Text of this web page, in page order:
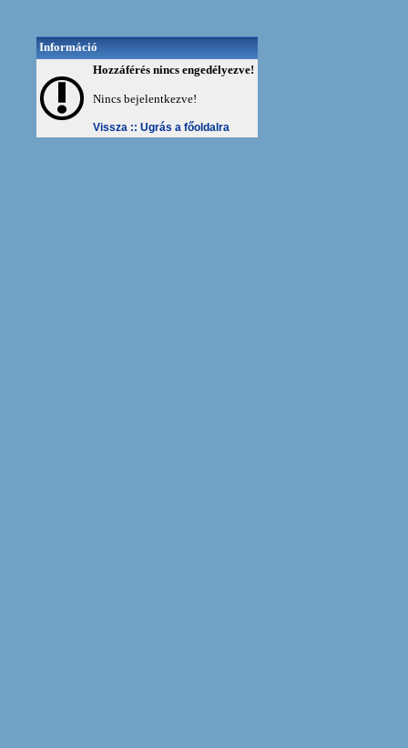
Információ
Hozzáférés nincs engedélyezve!
Nincs bejelentkezve!
Vissza :: Ugrás a főoldalra